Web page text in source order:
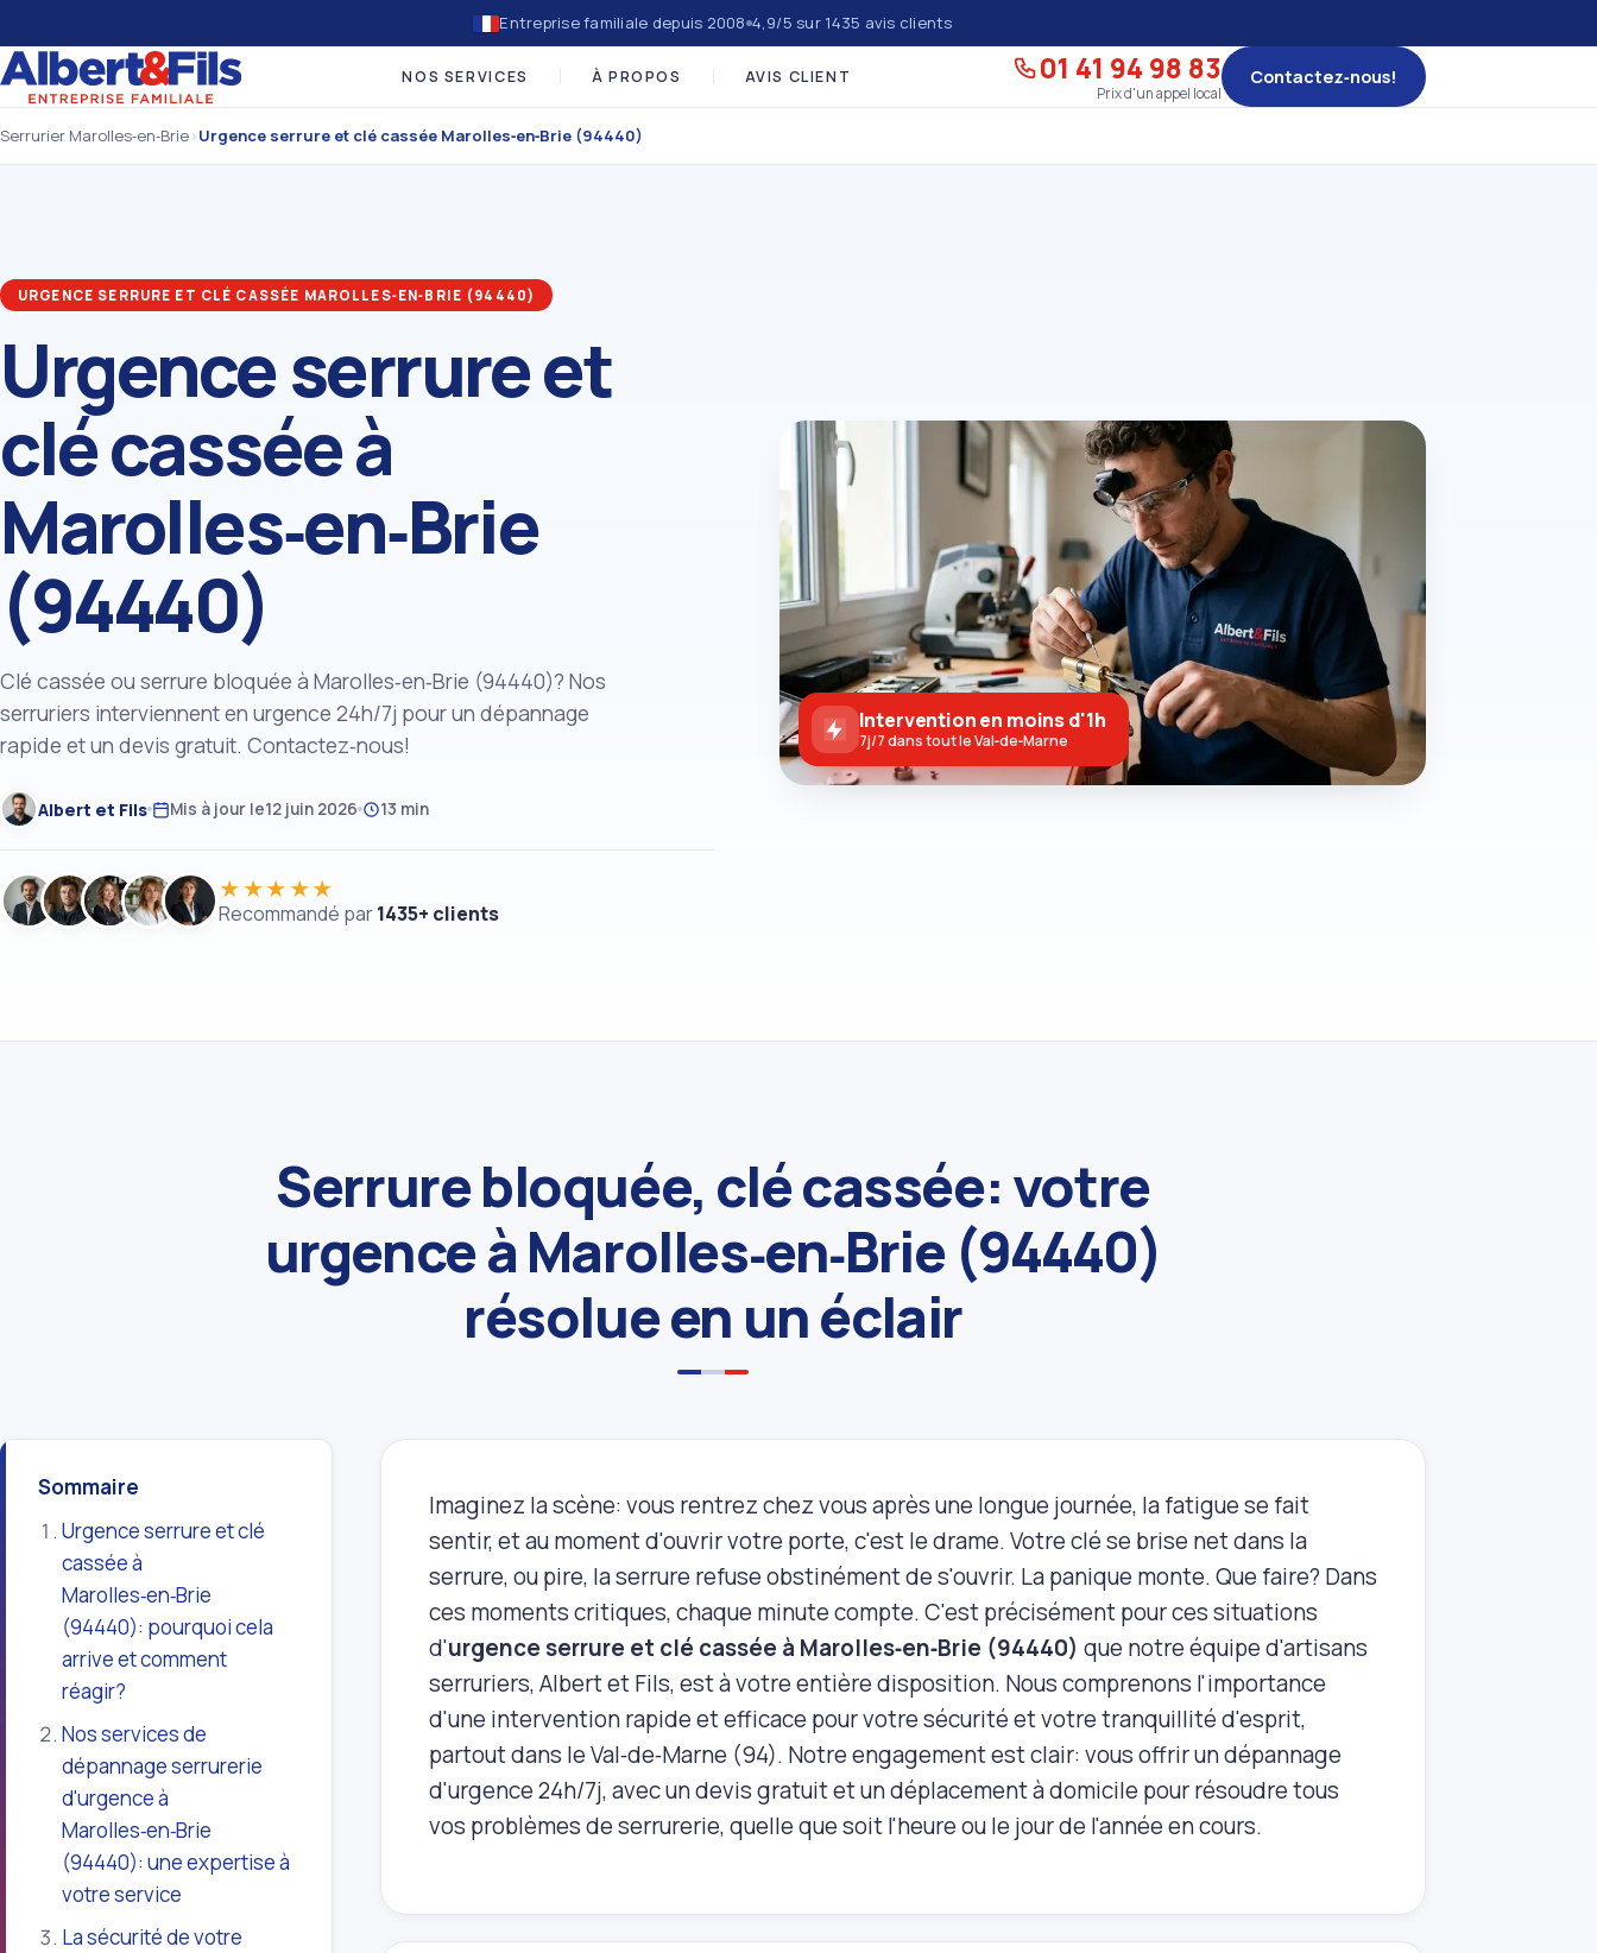
Entreprise familiale depuis 2008 4,9/5 sur 1435 avis clients
NOS SERVICES À PROPOS AVIS CLIENT 01 41 94 98 83
Prix d'un appel local
Contactez‑nous!
Serrurier Marolles‑en‑Brie›Urgence serrure et clé cassée Marolles‑en‑Brie (94440)
URGENCE SERRURE ET CLÉ CASSÉE MAROLLES‑EN‑BRIE (94440)
Urgence serrure et
clé cassée à
Marolles‑en‑Brie
(94440)
Clé cassée ou serrure bloquée à Marolles‑en‑Brie (94440)? Nos
serruriers interviennent en urgence 24h/7j pour un dépannage
rapide et un devis gratuit. Contactez‑nous!
Albert et Fils Mis à jour le12 juin 2026 13 min
★★★★★
Recommandé par1435+ clients
Intervention en moins d'1h
7j/7 dans tout le Val‑de‑Marne
Serrure bloquée, clé cassée: votre
urgence à Marolles‑en‑Brie (94440)
résolue en un éclair
Sommaire
Urgence serrure et clé
cassée à
Marolles‑en‑Brie
(94440): pourquoi cela
arrive et comment
réagir?
Nos services de
dépannage serrurerie
d'urgence à
Marolles‑en‑Brie
(94440): une expertise à
votre service
La sécurité de votre
Imaginez la scène: vous rentrez chez vous après une longue journée, la fatigue se fait
sentir, et au moment d'ouvrir votre porte, c'est le drame. Votre clé se brise net dans la
serrure, ou pire, la serrure refuse obstinément de s'ouvrir. La panique monte. Que faire? Dans
ces moments critiques, chaque minute compte. C'est précisément pour ces situations
d'urgence serrure et clé cassée à Marolles‑en‑Brie (94440) que notre équipe d'artisans
serruriers, Albert et Fils, est à votre entière disposition. Nous comprenons l'importance
d'une intervention rapide et efficace pour votre sécurité et votre tranquillité d'esprit,
partout dans le Val‑de‑Marne (94). Notre engagement est clair: vous offrir un dépannage
d'urgence 24h/7j, avec un devis gratuit et un déplacement à domicile pour résoudre tous
vos problèmes de serrurerie, quelle que soit l'heure ou le jour de l'année en cours.